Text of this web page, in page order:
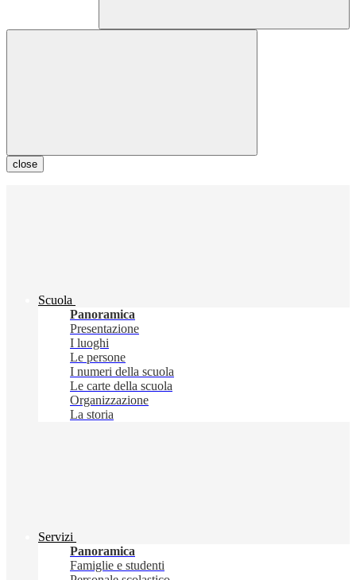
close
Scuola
Panoramica
Presentazione
I luoghi
Le persone
I numeri della scuola
Le carte della scuola
Organizzazione
La storia
Servizi
Panoramica
Famiglie e studenti